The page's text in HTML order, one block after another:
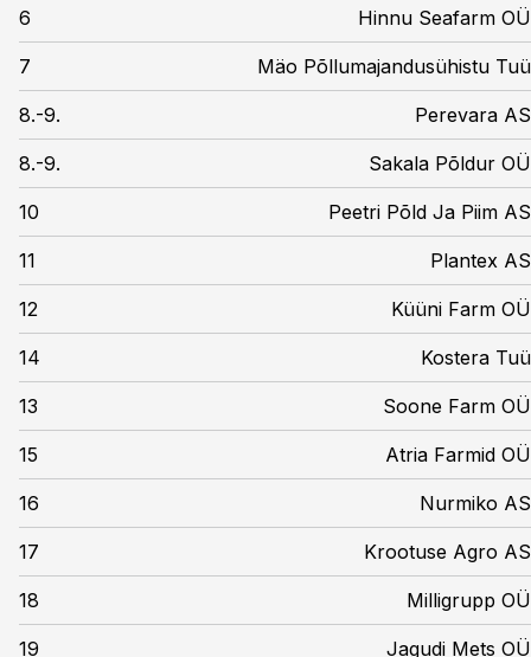
6 Hinnu Seafarm OÜ
7 Mäo Põllumajandusühistu Tuü
8.-9. Perevara AS
8.-9. Sakala Põldur OÜ
10 Peetri Põld Ja Piim AS
11 Plantex AS
12 Küüni Farm OÜ
14 Kostera Tuü
13 Soone Farm OÜ
15 Atria Farmid OÜ
16 Nurmiko AS
17 Krootuse Agro AS
18 Milligrupp OÜ
19 Jagudi Mets OÜ